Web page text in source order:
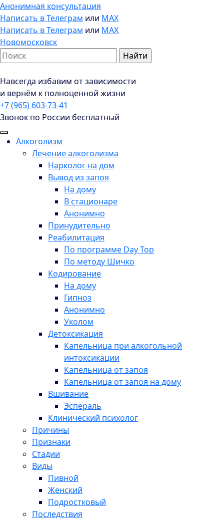
Анонимная консультация
Написать в Телеграм или MAX
Написать в Телеграм или MAX
Новомосковск
Навсегда избавим от зависимости
и вернём к полноценной жизни
+7 (965) 603-73-41
Звонок по России бесплатный
Алкоголизм
Лечение алкоголизма
Нарколог на дом
Вывод из запоя
На дому
В стационаре
Анонимно
Принудительно
Реабилитация
По программе Day Top
По методу Шичко
Кодирование
На дому
Гипноз
Анонимно
Уколом
Детоксикация
Капельница при алкогольной
интоксикации
Капельница от запоя
Капельница от запоя на дому
Вшивание
Эспераль
Клинический психолог
Причины
Признаки
Стадии
Виды
Пивной
Женский
Подростковый
Последствия